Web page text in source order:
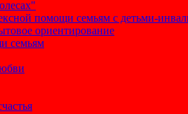
помощи семьям с детьми-
ориентирование
семьям